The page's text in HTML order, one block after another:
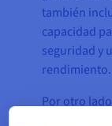
también
capacidad
seguridad y
rendimiento.
Por otro